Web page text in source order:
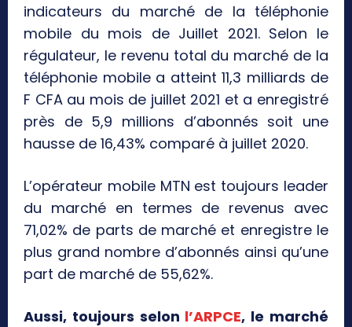
indicateurs du marché de la téléphonie
mobile du mois de Juillet 2021. Selon le
régulateur, le revenu total du marché de la
téléphonie mobile a atteint 11,3 milliards de
F CFA au mois de juillet 2021 et a enregistré
près de 5,9 millions d’abonnés soit une
hausse de 16,43% comparé à juillet 2020.
L’opérateur mobile MTN est toujours leader
du marché en termes de revenus avec
71,02% de parts de marché et enregistre le
plus grand nombre d’abonnés ainsi qu’une
part de marché de 55,62%.
Aussi, toujours selon l’ARPCE, le marché